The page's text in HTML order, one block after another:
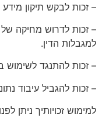
– זכות לבקש תיקון
– זכות לדרוש מחיקה
למגבלות הדין.
– זכות להתנגד לשימוש
– זכות להגביל עיבוד